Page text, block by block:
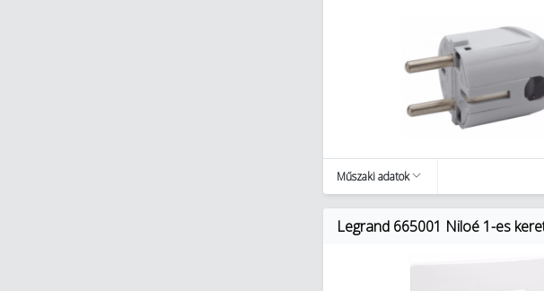
Műszaki adatok
Legrand 665001 Niloé 1-es